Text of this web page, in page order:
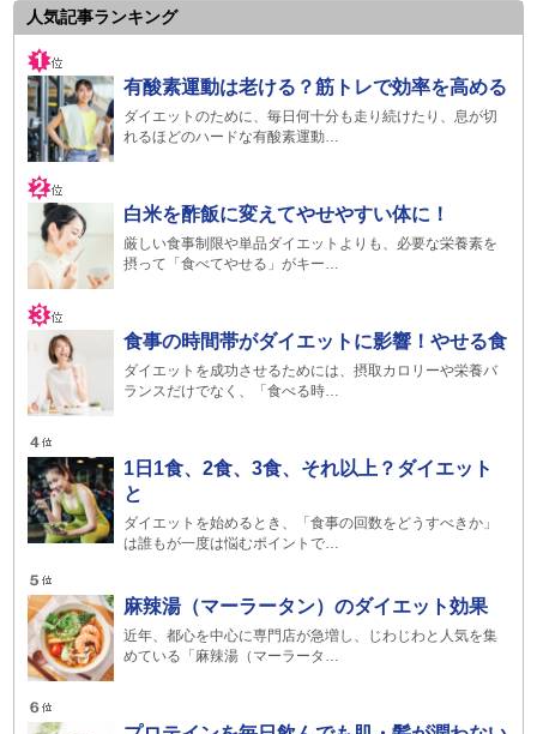
人気記事ランキング
有酸素運動は老ける？筋トレで効率を高める
ダイエットのために、毎日何十分も走り続けたり、息が切
れるほどのハードな有酸素運動…
白米を酢飯に変えてやせやすい体に！
厳しい食事制限や単品ダイエットよりも、必要な栄養素を
摂って「食べてやせる」がキー…
食事の時間帯がダイエットに影響！やせる食
ダイエットを成功させるためには、摂取カロリーや栄養バ
ランスだけでなく、「食べる時…
1日1食、2食、3食、それ以上？ダイエット
と
ダイエットを始めるとき、「食事の回数をどうすべきか」
は誰もが一度は悩むポイントで…
麻辣湯（マーラータン）のダイエット効果
近年、都心を中心に専門店が急増し、じわじわと人気を集
めている「麻辣湯（マーラータ…